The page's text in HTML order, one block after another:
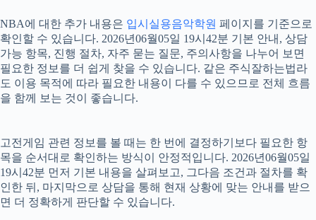
NBA에 대한 추가 내용은 입시실용음악학원 페이지를 기준으로
확인할 수 있습니다. 2026년06월05일 19시42분 기본 안내, 상담
가능 항목, 진행 절차, 자주 묻는 질문, 주의사항을 나누어 보면
필요한 정보를 더 쉽게 찾을 수 있습니다. 같은 주식잘하는법라
도 이용 목적에 따라 필요한 내용이 다를 수 있으므로 전체 흐름
을 함께 보는 것이 좋습니다.
고전게임 관련 정보를 볼 때는 한 번에 결정하기보다 필요한 항
목을 순서대로 확인하는 방식이 안정적입니다. 2026년06월05일
19시42분 먼저 기본 내용을 살펴보고, 그다음 조건과 절차를 확
인한 뒤, 마지막으로 상담을 통해 현재 상황에 맞는 안내를 받으
면 더 정확하게 판단할 수 있습니다.